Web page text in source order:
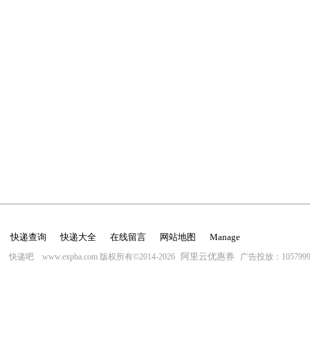
快递查询 快递大全 在线留言 网站地图 Manage
快递吧 www.expba.com 版权所有©2014-2026 阿里云优惠券 广告投放：